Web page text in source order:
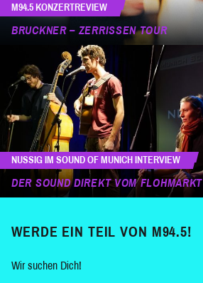
M94.5 KONZERTREVIEW
BRUCKNER – ZERRISSEN TOUR
NUSSIG IM SOUND OF MUNICH INTERVIEW
DER SOUND DIREKT VOM FLOHMARKT
WERDE EIN TEIL VON M94.5!
Wir suchen Dich!